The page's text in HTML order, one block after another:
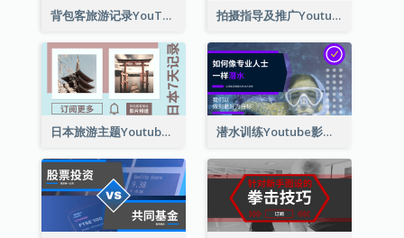
背包客旅游记录YouTube影片缩图 拍摄指导及推广Youtube影片缩图
日本旅游主题Youtube影片缩图 潜水训练Youtube影片缩图